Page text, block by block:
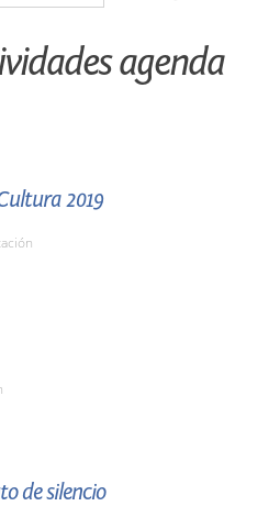
agenda
2019
de silencio